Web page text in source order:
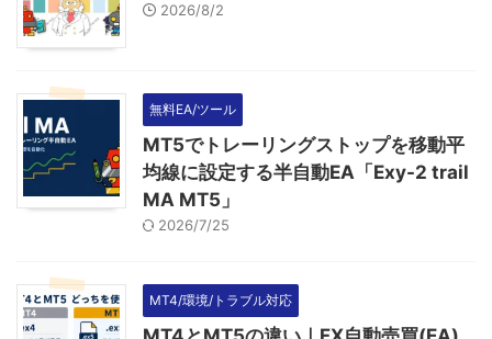
2026/8/2
無料EA/ツール
MT5でトレーリングストップを移動平
均線に設定する半自動EA「Exy-2 trail
MA MT5」
2026/7/25
MT4/環境/トラブル対応